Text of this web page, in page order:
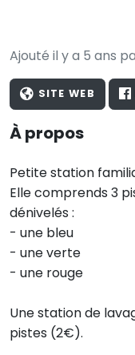
Ajouté il y a 5 ans
SITE WEB
À propos
Petite station
Elle comprends 3
dénivelés :
- une bleu
- une verte
- une rouge
Une station de
pistes (2€).